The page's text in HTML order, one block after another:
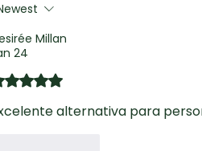
Millan
24
5 out of 5 stars.
alternativa para